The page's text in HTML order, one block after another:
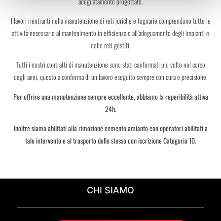
I lavori rientranti nella manutenzione di reti idriche e fognarie comprendono tutte le
attività necessarie al mantenimento in efficienza e all’adeguamento degli impianti e
delle reti gestiti.
Tutti i nostri contratti di manutenzione sono stati confermati più volte nel corso
degli anni, questo a conferma di un lavoro eseguito sempre con cura e precisione.
Per offrire una manutenzione sempre eccellente, abbiamo la reperibilità attiva
24h.
Inoltre siamo abilitati alla rimozione cemento amianto con operatori abilitati a
tale intervento e al trasporto dello stessocon iscrizione Categoria 10.
CHI SIAMO